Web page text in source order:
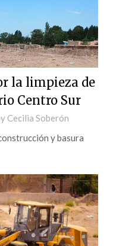
la limpieza de
Centro Sur
Cecilia Soberón
y basura